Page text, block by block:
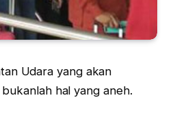
Udara yang akan
hal yang aneh.